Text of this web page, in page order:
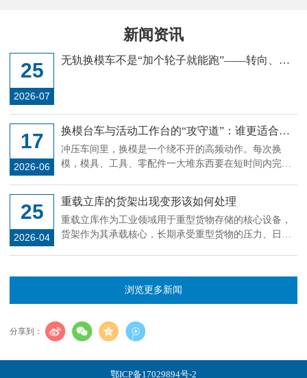
新闻资讯
25
2026-07
无轨换模车不是“加个轮子就能跑”——转向、定
17
2026-06
换模台车与活动工作台的“攻守道”：谁更适合你
的冲压线?
冲压车间里，换模是一个绕不开的高频动作。每次换
模，模具、工具、零配件一大堆东西要在短时间内完成
厂在选型时容易陷入一个误区：觉得贵的就是对的，或
者别人用什么自己就跟什么。其实这两种设备的适用场
景差异很大，选错了不但省不了时间，反而添堵。
25
2026-04
重载立库的货架出现变形该如何处理
重载立库作为工业领域用于重型货物存储的核心设备，
货架作为其承载核心，长期承受重型货物的压力、日常
物倾倒、货架坍塌等安全隐患，影响立库正常运行。因
此，掌握科学的变形处理方法，及时排查整改，是保障
重载立库安全、稳定运行的关键，处理过程需遵循“先排
查、再评估、后处理”的原则，结合变形程度采取针对性
措施。
浏览更多新闻
分享到：
鄂ICP备17029894号-2